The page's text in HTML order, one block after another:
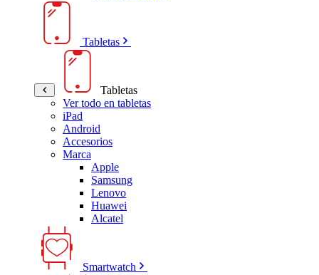
Tabletas
Tabletas
Ver todo en tabletas
iPad
Android
Accesorios
Marca
Apple
Samsung
Lenovo
Huawei
Alcatel
Smartwatch